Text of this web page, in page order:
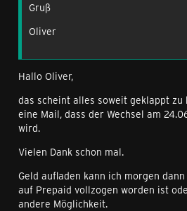
Gruß
Oliver
Hallo Oliver,
das scheint alles soweit geklappt zu
eine Mail, dass der Wechsel am
wird.
Vielen Dank schon mal.
Geld aufladen kann ich morgen
auf Prepaid vollzogen worden ist
andere Möglichkeit.